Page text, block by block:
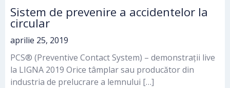
Sistem de prevenire a accidentelor la
circular
aprilie 25, 2019
PCS® (Preventive Contact System) – demonstrații live
la LIGNA 2019 Orice tâmplar sau producător din
industria de prelucrare a lemnului […]